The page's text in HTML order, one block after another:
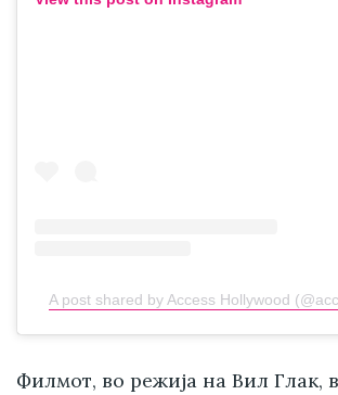
A post shared by Access Hollywood
Филмот, во режија на Вил Глак,